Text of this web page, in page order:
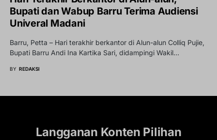
Bupati dan Wabup Barru Terima Audiensi
Univeral Madani
Barru, Petta – Hari terakhir berkantor di Alun-alun Colliq Pujie,
Bupati Barru Andi Ina Kartika Sari, didampingi Wakil…
BY REDAKSI
Langganan Konten Pilihan